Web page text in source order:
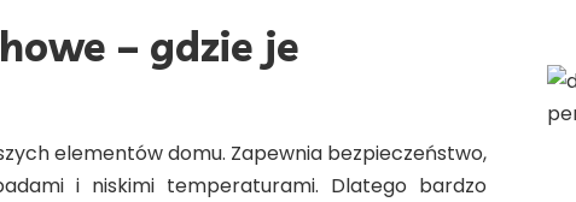
– gdzie je
elementów domu. Zapewnia bezpieczeństwo,
i niskimi temperaturami. Dlatego bardzo